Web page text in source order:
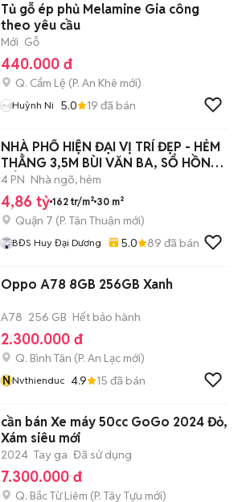
Tủ gỗ ép phủ Melamine Gia công
theo yêu cầu
Mới Gỗ
440.000 đ
Q. Cẩm Lệ (P. An Khê mới)
Huỳnh Ni 5.0 19 đã bán
NHÀ PHỐ HIỆN ĐẠI VỊ TRÍ ĐẸP - HẺM
THẲNG 3,5M BÙI VĂN BA, SỔ HỒNG
RIÊNG
4 PN Nhà ngõ, hẻm
4,86 tỷ 162 tr/m² 30 m²
Quận 7 (P. Tân Thuận mới)
BĐS Huy Đại Dương 5.0 89 đã bán
Oppo A78 8GB 256GB Xanh
A78 256 GB Hết bảo hành
2.300.000 đ
Q. Bình Tân (P. An Lạc mới)
NNvthienduc 4.9 15 đã bán
cần bán Xe máy 50cc GoGo 2024 Đỏ,
Xám siêu mới
2024 Tay ga Đã sử dụng
7.300.000 đ
Q. Bắc Từ Liêm (P. Tây Tựu mới)